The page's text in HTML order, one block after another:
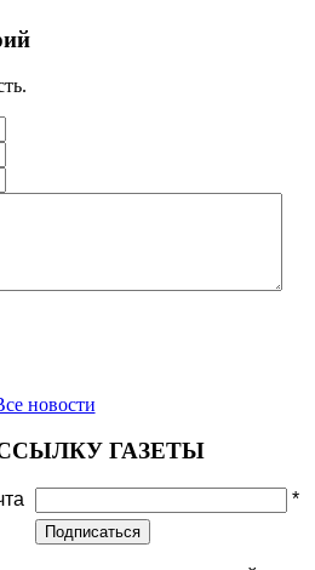
новости
ГАЗЕТЫ
*
Подписаться